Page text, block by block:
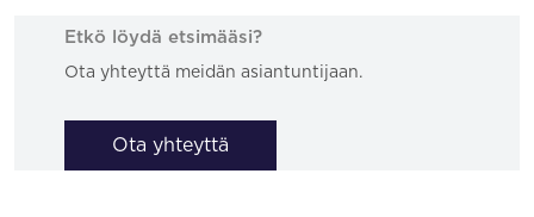
Etkö löydä etsimääsi?
Ota yhteyttä meidän asiantuntijaan.
Ota yhteyttä